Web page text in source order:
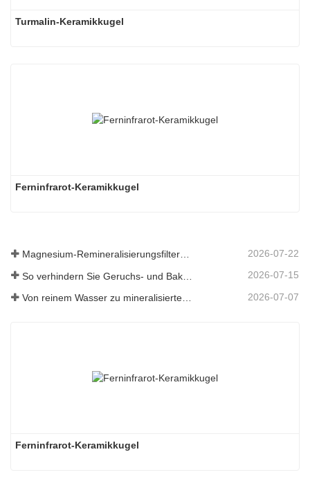
Turmalin-Keramikkugel
Ferninfrarot-Keramikkugel
Magnesium-Remineralisierungsfiltermedium für RO-Wassersysteme 2026-07-22
2026-07-15
2026-07-07
Ferninfrarot-Keramikkugel